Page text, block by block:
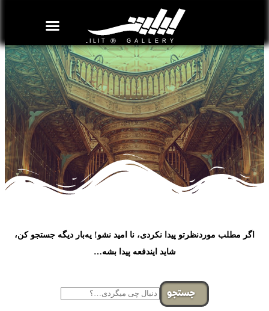
اگر مطلب موردنظرتو پیدا نکردی، نا امید نشو! یه‌بار دیگه جستجو کن،
شاید ایندفعه پیدا بشه…
جستجو